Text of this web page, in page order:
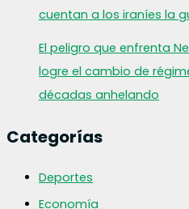
cuentan a los iraníes la
El peligro que enfrenta
logre el cambio de
décadas anhelando
Categorías
Deportes
Economía